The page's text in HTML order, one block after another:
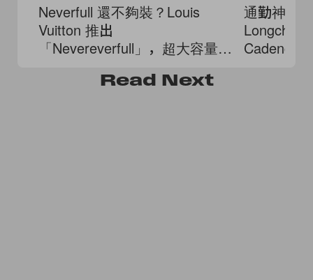
Neverfull 還不夠裝？Louis
Vuitton 推出
「Nevereverfull」，超大容量、
通勤神包
Cadence
Read Next